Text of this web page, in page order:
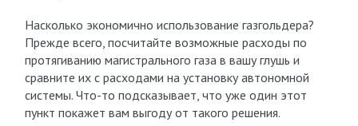
Насколько экономично использование газгольдера?
Прежде всего, посчитайте возможные расходы по
протягиванию магистрального газа в вашу глушь и
сравните их с расходами на установку автономной
системы. Что-то подсказывает, что уже один этот
пункт покажет вам выгоду от такого решения.